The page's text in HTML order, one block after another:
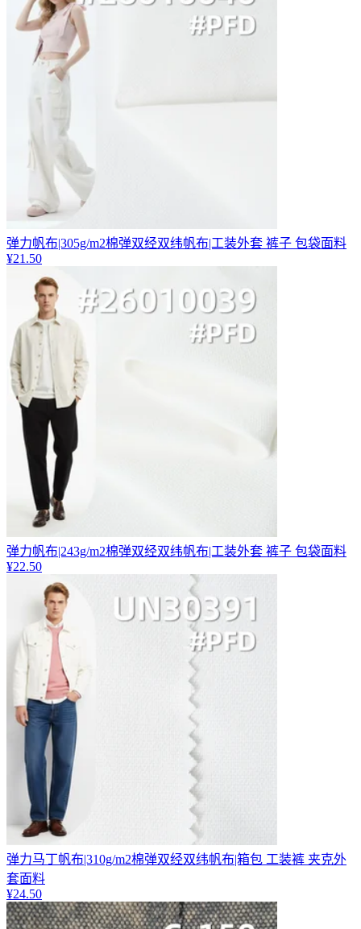
弹力帆布|305g/m2棉弹双经双纬帆布|工装外套 裤子 包袋面料
¥21.50
弹力帆布|243g/m2棉弹双经双纬帆布|工装外套 裤子 包袋面料
¥22.50
弹力马丁帆布|310g/m2棉弹双经双纬帆布|箱包 工装裤 夹克外
套面料
¥24.50